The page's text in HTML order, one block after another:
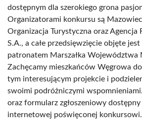
dostępnym dla szerokiego grona
Organizatorami konkursu są
Organizacja Turystyczna oraz Agencja
S.A., a całe przedsięwzięcie objęte
patronatem Marszałka Województwa
Zachęcamy mieszkańców Węgrowa
tym interesującym projekcie i
swoimi podróżniczymi
oraz formularz zgłoszeniowy
internetowej poświęconej konkursowi.